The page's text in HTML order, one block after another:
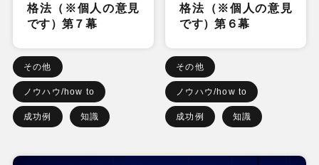
格法（※個人の意見
です）第７幕
その他
ノウハウ/how to
成功例 知識
格法（※個人の意見
です）第６幕
その他
ノウハウ/how to
成功例 知識